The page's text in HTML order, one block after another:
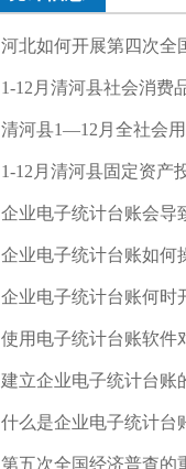
河北如何开展第四次全
1-12月清河县社会消费
清河县1—12月全社会
1-12月清河县固定资产
企业电子统计台账会导
企业电子统计台账如何
企业电子统计台账何时
使用电子统计台账软件
建立企业电子统计台账
什么是企业电子统计台
第五次全国经济普查的